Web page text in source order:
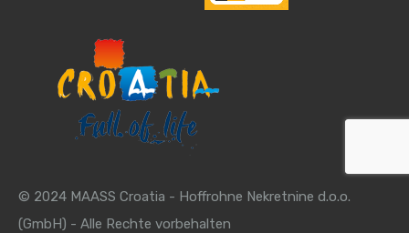
© 2024 MAASS Croatia - Hoffrohne Nekretnine d.o.o.
(GmbH) - Alle Rechte vorbehalten